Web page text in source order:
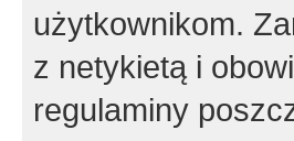
użytkownikom.
z netykietą i
regulaminy